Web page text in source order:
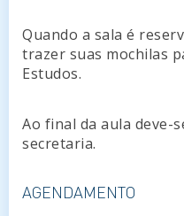
Quando a sala é
trazer suas mochilas
Estudos.
Ao final da aula deve-
secretaria.
AGENDAMENTO